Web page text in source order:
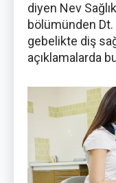
diyen Nev
bölümünden
gebelikte diş
açıklamalarda